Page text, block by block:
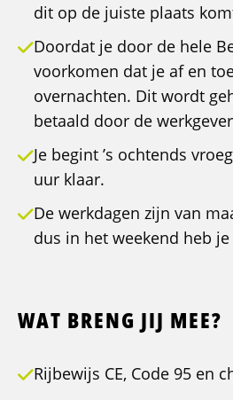
dit op de juiste plaats
Doordat je door de hele
voorkomen dat je af en
overnachten. Dit wordt
betaald door de
Je begint ’s ochtends
uur klaar.
De werkdagen zijn van
dus in het weekend heb
WAT BRENG JIJ MEE?
Rijbewijs CE, Code 95 en